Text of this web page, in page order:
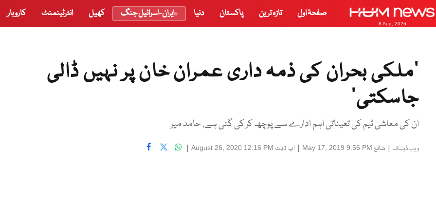
8 Aug, 2026
صفحۂ اول تازہ ترین پاکستان دنیا ایران-اسرائیل جنگ کھیل انٹرٹینمنٹ کاروبار
‘ملکی بحران کی ذمہ داری عمران خان پر نہیں ڈالی
جاسکتی’
ان کی معاشی ٹیم کی تعیناتی اہم ادارے سے پوچھ کر کی گئی ہے, حامد میر
ویب ڈیسک | شائع May 17, 2019 9:56 PM
| اپ ڈیٹ August 26, 2020 12:16 PM
|